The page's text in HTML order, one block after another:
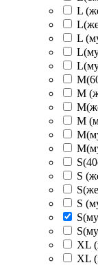
L
L
M
M
S
S
XL
XL